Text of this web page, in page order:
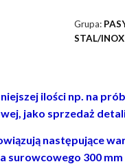
Grupa:
STAL/INOX
ilości np. na
jako sprzedaż
następujące
surowcowego 300